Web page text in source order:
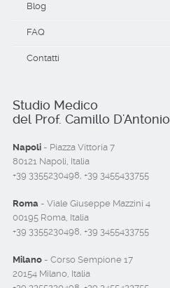
Blog
FAQ
Contatti
Studio Medico
del Prof. Camillo D'Antonio
Napoli - Piazza Vittoria 7
80121 Napoli, Italia
+39 3355230498, +39 3455433755
Roma - Viale Giuseppe Mazzini 4
00195 Roma, Italia
+39 3355230498, +39 3455433755
Milano - Corso Sempione 17
20154 Milano, Italia